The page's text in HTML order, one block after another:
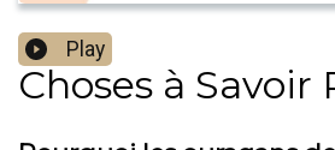
Play
Choses à Savoir